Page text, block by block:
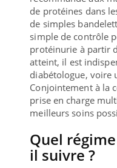
de protéines dans
de simples
simple de contrôle
protéinurie à partir
atteint, il est
diabétologue, voire
Conjointement à la
prise en charge
meilleurs soins
Quel
il suivre ?